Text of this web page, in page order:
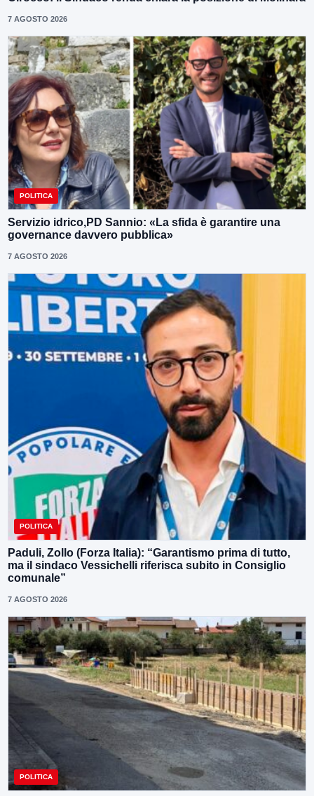
7 AGOSTO 2026
POLITICA
Servizio idrico,PD Sannio: «La sfida è garantire una
governance davvero pubblica»
7 AGOSTO 2026
POLITICA
Paduli, Zollo (Forza Italia): “Garantismo prima di tutto,
ma il sindaco Vessichelli riferisca subito in Consiglio
comunale”
7 AGOSTO 2026
POLITICA